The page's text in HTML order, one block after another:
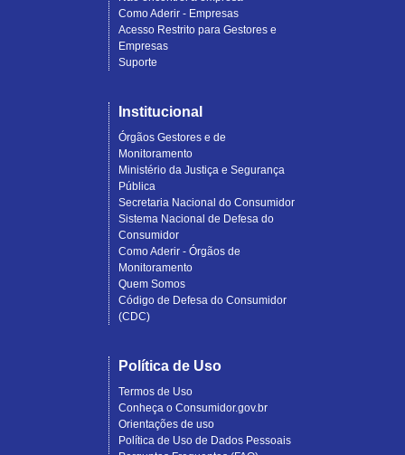
Como Aderir - Empresas
Acesso Restrito para Gestores e
Empresas
Suporte
Institucional
Órgãos Gestores e de
Monitoramento
Ministério da Justiça e Segurança
Pública
Secretaria Nacional do Consumidor
Sistema Nacional de Defesa do
Consumidor
Como Aderir - Órgãos de
Monitoramento
Quem Somos
Código de Defesa do Consumidor
(CDC)
Política de Uso
Termos de Uso
Conheça o Consumidor.gov.br
Orientações de uso
Política de Uso de Dados Pessoais